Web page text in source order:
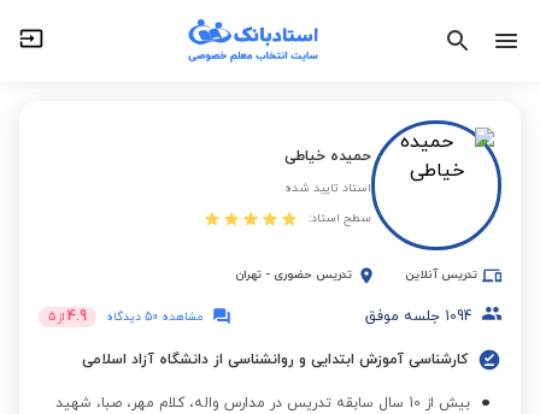
حمیده خیاطی
استاد تایید شده
سطح استاد:
تدریس آنلاین تدریس حضوری - تهران
1094 جلسه موفق مشاهده 50 دیدگاه 4.9 از 5
کارشناسی آموزش ابتدایی و روانشناسی از دانشگاه آزاد اسلامی
بیش از 10 سال سابقه تدریس در مدارس واله، کلام مهر، صبا، شهید